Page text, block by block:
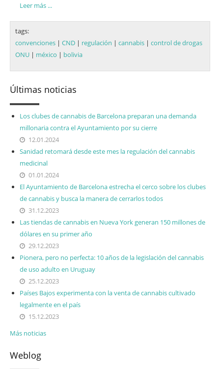
Leer más ...
tags:
convenciones | CND | regulación | cannabis | control de drogas
ONU | méxico | bolivia
Últimas noticias
Los clubes de cannabis de Barcelona preparan una demanda
millonaria contra el Ayuntamiento por su cierre
12.01.2024
Sanidad retomará desde este mes la regulación del cannabis
medicinal
01.01.2024
El Ayuntamiento de Barcelona estrecha el cerco sobre los clubes
de cannabis y busca la manera de cerrarlos todos
31.12.2023
Las tiendas de cannabis en Nueva York generan 150 millones de
dólares en su primer año
29.12.2023
Pionera, pero no perfecta: 10 años de la legislación del cannabis
de uso adulto en Uruguay
25.12.2023
Países Bajos experimenta con la venta de cannabis cultivado
legalmente en el país
15.12.2023
Más noticias
Weblog